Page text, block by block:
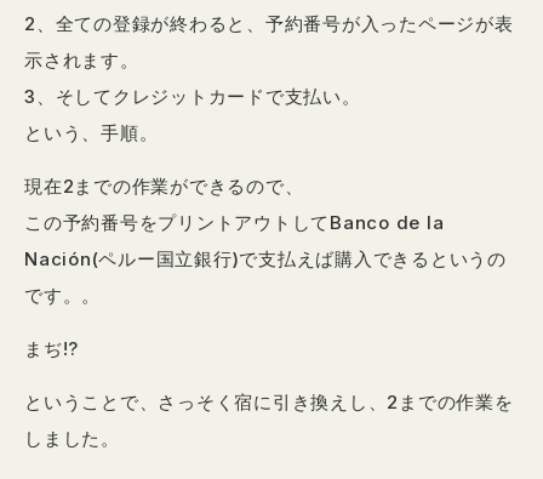
2、全ての登録が終わると、予約番号が入ったページが表
示されます。
3、そしてクレジットカードで支払い。
という、手順。
現在2までの作業ができるので、
この予約番号をプリントアウトしてBanco de la
Nación(ペルー国立銀行)で支払えば購入できるというの
です。。
まぢ!?
ということで、さっそく宿に引き換えし、2までの作業を
しました。